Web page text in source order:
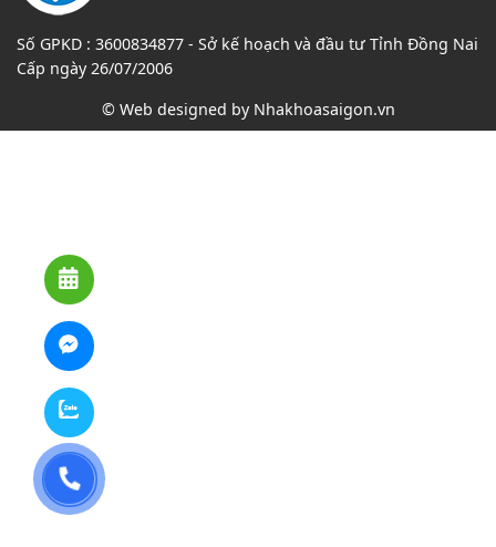
Số GPKD : 3600834877 - Sở kế hoạch và đầu tư Tỉnh Đồng Nai
Cấp ngày 26/07/2006
© Web designed by Nhakhoasaigon.vn